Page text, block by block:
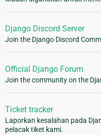
Django Discord Server
Join the Django Discord
Official Django Forum
Join the community on the
Ticket tracker
Laporkan kesalahan pada
pelacak tiket kami.